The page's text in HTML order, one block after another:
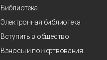
Библиотека
Электронная библиотека
Вступить в общество
Взносы и пожертвования